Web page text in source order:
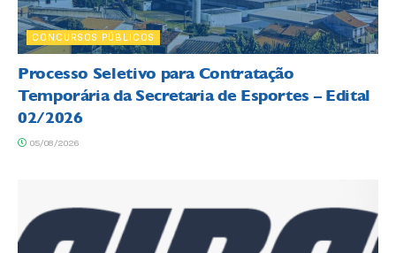
CONCURSOS PÚBLICOS
Processo Seletivo para Contratação
Temporária da Secretaria de Esportes – Edital
02/2026
05/08/2026